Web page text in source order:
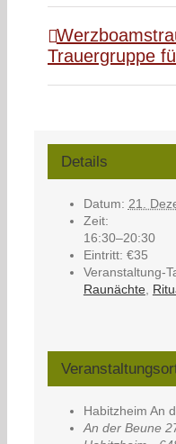
Trauergruppe
Details
Datum: 21.
Zeit:
16:30–20:30
Eintritt: €35
Veranstaltung-
Raunächte,
Habitzheim An
An der Beune